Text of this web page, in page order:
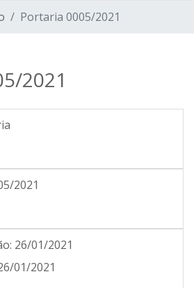
Portaria 0005/2021
2021
2021
26/01/2021
01/2021